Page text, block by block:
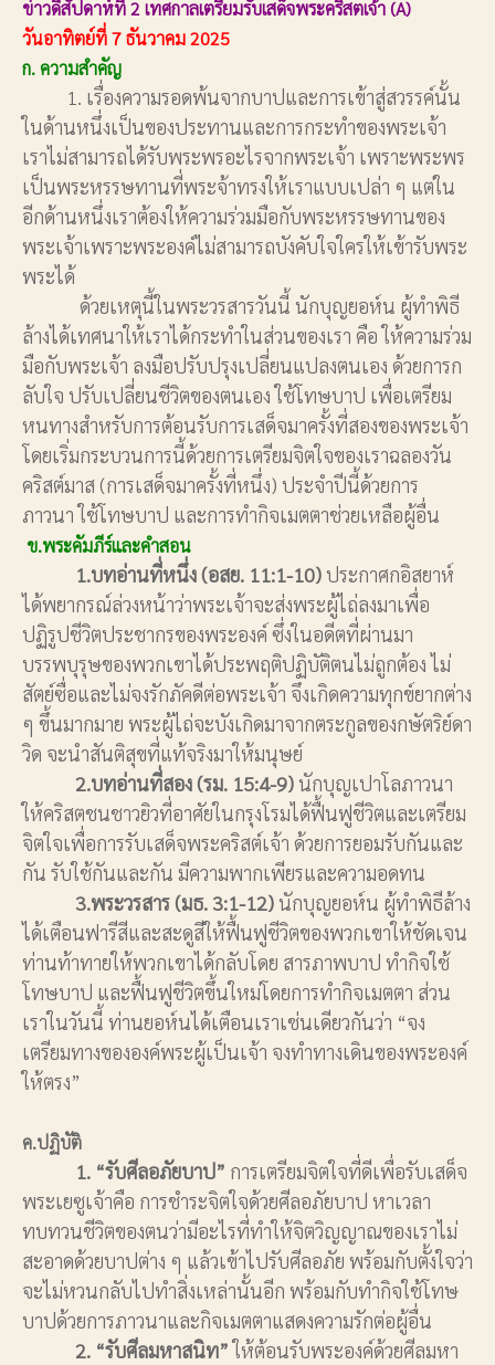
ข่าวดีสัปดาห์ที่ 2 เทศกาลเตรียมรับเสด็จพระคริสตเจ้า (A)
วันอาทิตย์ที่ 7 ธันวาคม 2025
ก. ความสำคัญ
1. เรื่องความรอดพ้นจากบาปและการเข้าสู่สวรรค์นั้น
ในด้านหนึ่งเป็นของประทานและการกระทำของพระเจ้า
เราไม่สามารถได้รับพระพรอะไรจากพระเจ้า เพราะพระพร
เป็นพระหรรษทานที่พระจ้าทรงให้เราแบบเปล่า ๆ แต่ใน
อีกด้านหนึ่งเราต้องให้ความร่วมมือกับพระหรรษทานของ
พระเจ้าเพราะพระองค์ไม่สามารถบังคับใจใครให้เข้ารับพระ
พระได้
ด้วยเหตุนี้ในพระวรสารวันนี้ นักบุญยอห์น ผู้ทำพิธี
ล้างได้เทศนาให้เราได้กระทำในส่วนของเรา คือ ให้ความร่วม
มือกับพระเจ้า ลงมือปรับปรุงเปลี่ยนแปลงตนเอง ด้วยการก
ลับใจ ปรับเปลี่ยนชีวิตของตนเอง ใช้โทษบาป เพื่อเตรียม
หนทางสำหรับการต้อนรับการเสด็จมาครั้งที่สองของพระเจ้า
โดยเริ่มกระบวนการนี้ด้วยการเตรียมจิตใจของเราฉลองวัน
คริสต์มาส (การเสด็จมาครั้งที่หนึ่ง) ประจำปีนี้ด้วยการ
ภาวนา ใช้โทษบาป และการทำกิจเมตตาช่วยเหลือผู้อื่น
ข.พระคัมภีร์และคำสอน
1.บทอ่านที่หนึ่ง (อสย. 11:1-10)ประกาศกอิสยาห์
ได้พยากรณ์ล่วงหน้าว่าพระเจ้าจะส่งพระผู้ไถ่ลงมาเพื่อ
ปฏิรูปชีวิตประชากรของพระองค์ ซึ่งในอดีตที่ผ่านมา
บรรพบุรุษของพวกเขาได้ประพฤติปฏิบัติตนไม่ถูกต้อง ไม่
สัตย์ซื่อและไม่จงรักภัคดีต่อพระเจ้า จึงเกิดความทุกข์ยากต่าง
ๆ ขึ้นมากมาย พระผู้ไถ่จะบังเกิดมาจากตระกูลของกษัตริย์ดา
วิด จะนำสันติสุขที่แท้จริงมาให้มนุษย์
2.บทอ่านที่สอง (รม. 15:4-9)นักบุญเปาโลภาวนา
ให้คริสตชนชาวยิวที่อาศัยในกรุงโรมได้ฟื้นฟูชีวิตและเตรียม
จิตใจเพื่อการรับเสด็จพระคริสต์เจ้า ด้วยการยอมรับกันและ
กัน รับใช้กันและกัน มีความพากเพียรและความอดทน
3.พระวรสาร (มธ. 3:1-12)นักบุญยอห์น ผู้ทำพิธีล้าง
ได้เตือนฟารีสีและสะดูสีให้ฟื้นฟูชีวิตของพวกเขาให้ชัดเจน
ท่านท้าทายให้พวกเขาได้กลับโดย สารภาพบาป ทำกิจใช้
โทษบาป และฟื้นฟูชีวิตขึ้นใหม่โดยการทำกิจเมตตา ส่วน
เราในวันนี้ ท่านยอห์นได้เตือนเราเช่นเดียวกันว่า “จง
เตรียมทางขององค์พระผู้เป็นเจ้า จงทำทางเดินของพระองค์
ให้ตรง”
ค.ปฏิบัติ
1. “รับศีลอภัยบาป” การเตรียมจิตใจที่ดีเพื่อรับเสด็จ
พระเยซูเจ้าคือ การชำระจิตใจด้วยศีลอภัยบาป หาเวลา
ทบทวนชีวิตของตนว่ามีอะไรที่ทำให้จิตวิญญาณของเราไม่
สะอาดด้วยบาปต่าง ๆ แล้วเข้าไปรับศีลอภัย พร้อมกับตั้งใจว่า
จะไม่หวนกลับไปทำสิ่งเหล่านั้นอีก พร้อมกับทำกิจใช้โทษ
บาปด้วยการภาวนาและกิจเมตตาแสดงความรักต่อผู้อื่น
2. “รับศีลมหาสนิท”ให้ต้อนรับพระองค์ด้วยศีลมหา